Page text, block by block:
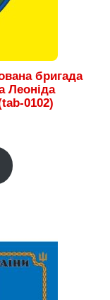
бригада
Леоніда
0102)